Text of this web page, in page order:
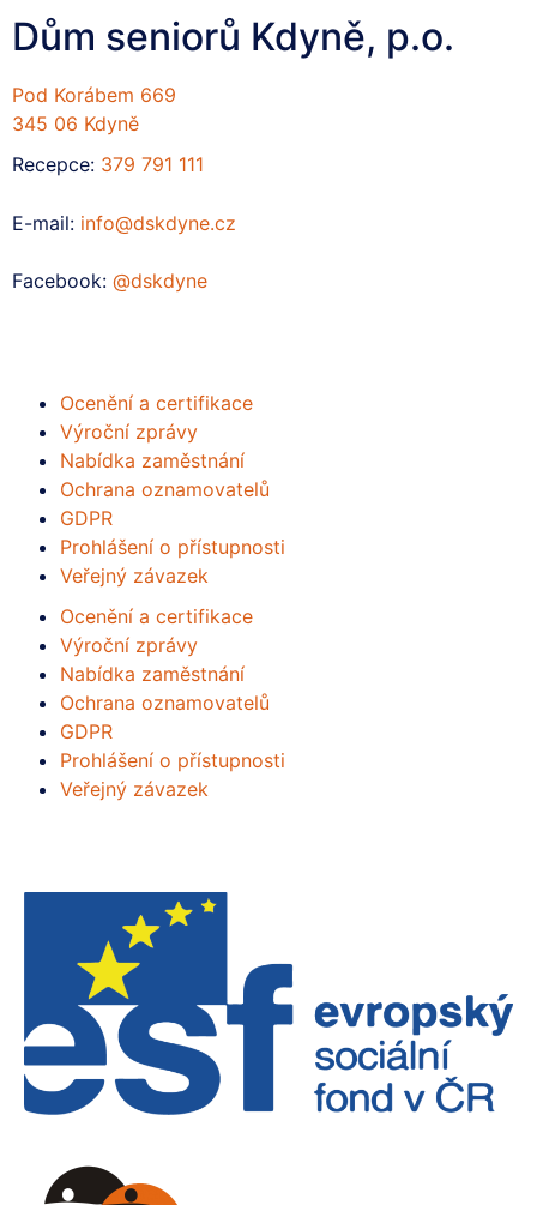
Dům seniorů Kdyně, p.o.
Pod Korábem 669
345 06 Kdyně
Recepce: 379 791 111
E-mail: info@dskdyne.cz
Facebook: @dskdyne
Ocenění a certifikace
Výroční zprávy
Nabídka zaměstnání
Ochrana oznamovatelů
GDPR
Prohlášení o přístupnosti
Veřejný závazek
Ocenění a certifikace
Výroční zprávy
Nabídka zaměstnání
Ochrana oznamovatelů
GDPR
Prohlášení o přístupnosti
Veřejný závazek